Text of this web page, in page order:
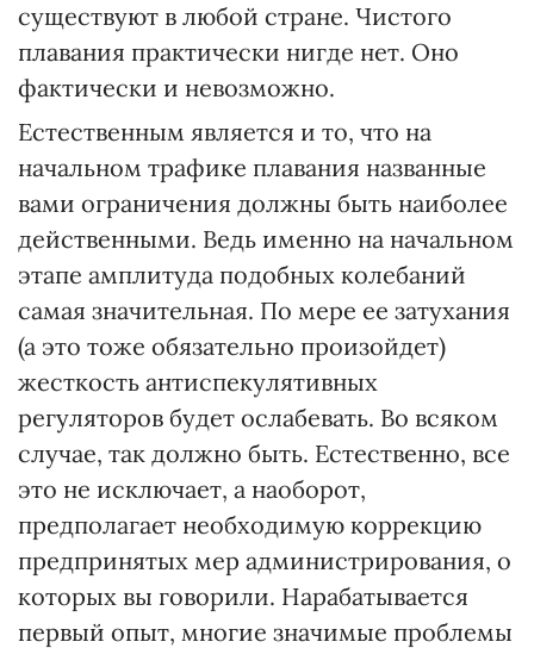
существуют в любой стране. Чистого
плавания практически нигде нет. Оно
фактически и невозможно.
Естественным является и то, что на
начальном трафике плавания названные
вами ограничения должны быть наиболее
действенными. Ведь именно на начальном
этапе амплитуда подобных колебаний
самая значительная. По мере ее затухания
(а это тоже обязательно произойдет)
жесткость антиспекулятивных
регуляторов будет ослабевать. Во всяком
случае, так должно быть. Естественно, все
это не исключает, а наоборот,
предполагает необходимую коррекцию
предпринятых мер администрирования, о
которых вы говорили. Нарабатывается
первый опыт, многие значимые проблемы